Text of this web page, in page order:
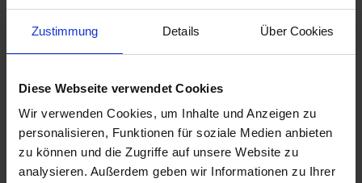
Zustimmung Details Über Cookies
Diese Webseite verwendet Cookies
Wir verwenden Cookies, um Inhalte und Anzeigen zu
personalisieren, Funktionen für soziale Medien anbieten
zu können und die Zugriffe auf unsere Website zu
analysieren. Außerdem geben wir Informationen zu Ihrer
Komfortable Schlafzimmer
Das Ferienhaus verfügt über 3 geräumige Schlafzimmer:
2 Doppelbetten mit Matratzen 90 x 200 cm
1 Doppelbett mit Matratzen 80 x 200 cm
Eines der Schlafzimmer ist mit TV ausgestattet.